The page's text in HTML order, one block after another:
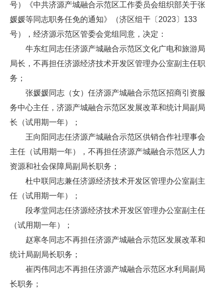
号）《中共济源产城融合示范区工作委员会组织部关于张
媛媛等同志职务任免的通知》（济区组干〔2023〕133
号），经济源示范区管委会党组同意，决定：
牛东红同志任济源产城融合示范区文化广电和旅游局
局长，不再担任济源经济技术开发区管理办公室副主任职
务；
张媛媛同志（女）任济源产城融合示范区招商引资服
务中心主任，济源产城融合示范区发展改革和统计局副局
长（试用期一年）；
王向阳同志任济源产城融合示范区供销合作社理事会
主任（试用期一年），不再担任济源产城融合示范区人力
资源和社会保障局副局长职务；
杜中联同志兼任济源经济技术开发区管理办公室副主
任（试用期一年）；
段孝堂同志任济源经济技术开发区管理办公室副主任
（试用期一年）；
赵寒冬同志不再担任济源产城融合示范区发展改革和
统计局副局长职务；
崔丙伟同志不再担任济源产城融合示范区水利局副局
长职务；